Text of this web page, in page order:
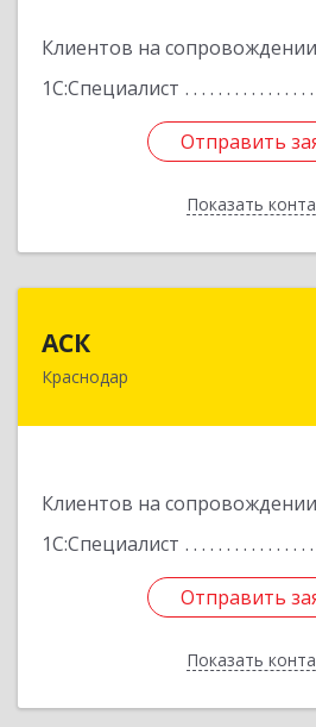
Клиентов на сопровождении
1С:Специалист
Отправить
Показать
Отправить
Назад
АСК
Краснодар
Клиентов на сопровождении
1С:Специалист
Отправить
Показать
350900, Краснодарский
Отправить
Назад